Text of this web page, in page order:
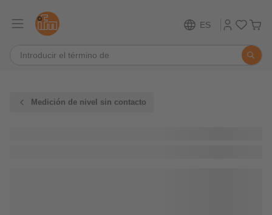
ES
Medición de nivel sin contacto